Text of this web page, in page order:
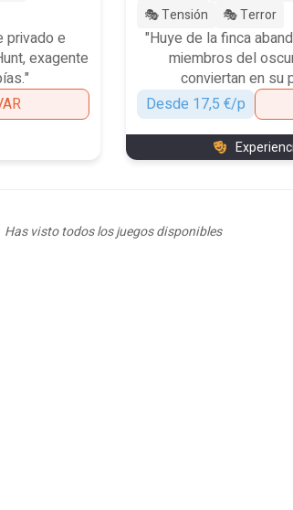
privado e
exagente
🎭 Tensión
🎭 Terror
"Huye de la finca
miembros del
conviertan en su
Desde 17,5 €/p
Has visto todos los juegos disponibles